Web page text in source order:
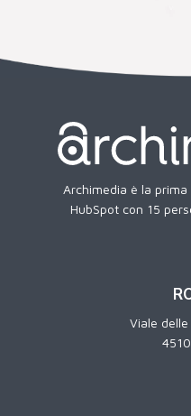
Archimedia è la
HubSpot con 15
Viale